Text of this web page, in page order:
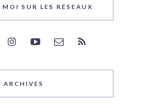
SUR LES RÉSEAUX
ARCHIVES